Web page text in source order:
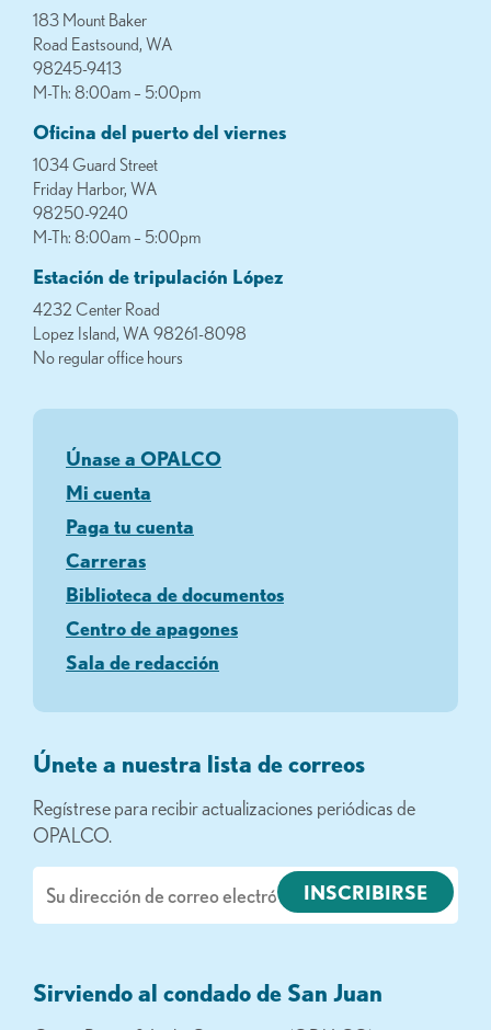
183 Mount Baker
Road Eastsound, WA
98245-9413
M-Th: 8:00am – 5:00pm
Oficina del puerto del viernes
1034 Guard Street
Friday Harbor, WA
98250-9240
M-Th: 8:00am – 5:00pm
Estación de tripulación López
4232 Center Road
Lopez Island, WA 98261-8098
No regular office hours
Únase a OPALCO
Mi cuenta
Paga tu cuenta
Carreras
Biblioteca de documentos
Centro de apagones
Sala de redacción
Únete a nuestra lista de correos
Regístrese para recibir actualizaciones periódicas de
OPALCO.
electrónico
Sirviendo al condado de San Juan